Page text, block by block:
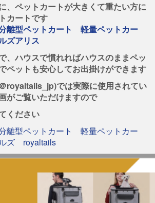
、ペットカートが大きくて重たい方に
カートです
、ハウスで慣れればハウスのままペッ
ペットも安心してお出掛けができます
royaltails_jp)では実際に使用されてい
がご覧いただけますので
ください